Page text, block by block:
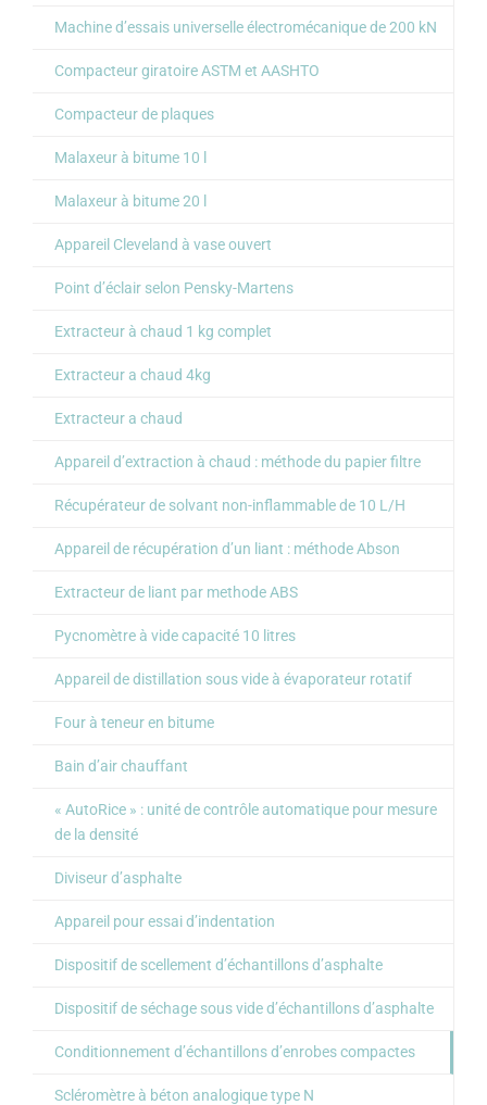
Machine d’essais universelle électromécanique de 200 kN
Compacteur giratoire ASTM et AASHTO
Compacteur de plaques
Malaxeur à bitume 10 l
Malaxeur à bitume 20 l
Appareil Cleveland à vase ouvert
Point d’éclair selon Pensky-Martens
Extracteur à chaud 1 kg complet
Extracteur a chaud 4kg
Extracteur a chaud
Appareil d’extraction à chaud : méthode du papier filtre
Récupérateur de solvant non-inflammable de 10 L/H
Appareil de récupération d’un liant : méthode Abson
Extracteur de liant par methode ABS
Pycnomètre à vide capacité 10 litres
Appareil de distillation sous vide à évaporateur rotatif
Four à teneur en bitume
Bain d’air chauffant
« AutoRice » : unité de contrôle automatique pour mesure
de la densité
Diviseur d’asphalte
Appareil pour essai d’indentation
Dispositif de scellement d’échantillons d’asphalte
Dispositif de séchage sous vide d’échantillons d’asphalte
Conditionnement d’échantillons d’enrobes compactes
Scléromètre à béton analogique type N